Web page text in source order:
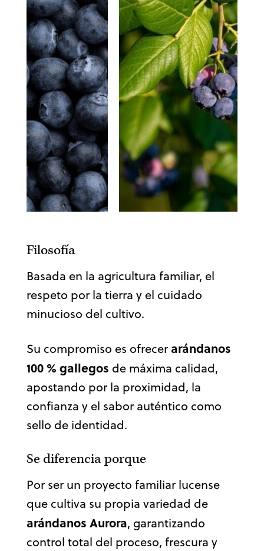
Filosofía
Basada en la agricultura familiar, el
respeto por la tierra y el cuidado
minucioso del cultivo.
Su compromiso es ofrecer arándanos
100 % gallegos de máxima calidad,
apostando por la proximidad, la
confianza y el sabor auténtico como
sello de identidad.
Se diferencia porque
Por ser un proyecto familiar lucense
que cultiva su propia variedad de
arándanos Aurora, garantizando
control total del proceso, frescura y